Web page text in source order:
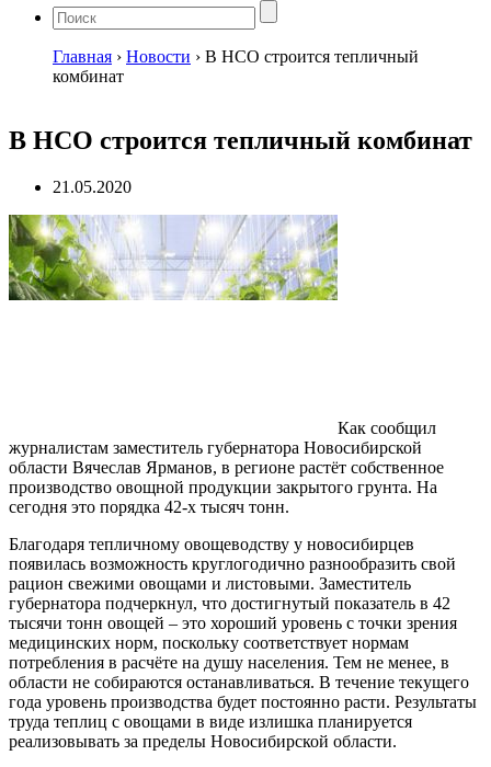
Главная › Новости › В НСО строится тепличный
комбинат
В НСО строится тепличный комбинат
21.05.2020
Как сообщил
журналистам заместитель губернатора Новосибирской
области Вячеслав Ярманов, в регионе растёт собственное
производство овощной продукции закрытого грунта. На
сегодня это порядка 42-х тысяч тонн.
Благодаря тепличному овощеводству у новосибирцев
появилась возможность круглогодично разнообразить свой
рацион свежими овощами и листовыми. Заместитель
губернатора подчеркнул, что достигнутый показатель в 42
тысячи тонн овощей – это хороший уровень с точки зрения
медицинских норм, поскольку соответствует нормам
потребления в расчёте на душу населения. Тем не менее, в
области не собираются останавливаться. В течение текущего
года уровень производства будет постоянно расти. Результаты
труда теплиц с овощами в виде излишка планируется
реализовывать за пределы Новосибирской области.